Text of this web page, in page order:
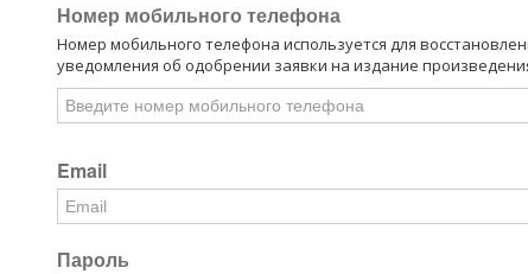
Номер мобильного телефона
Номер мобильного телефона используется для
уведомления об одобрении заявки на издание
Email
Пароль